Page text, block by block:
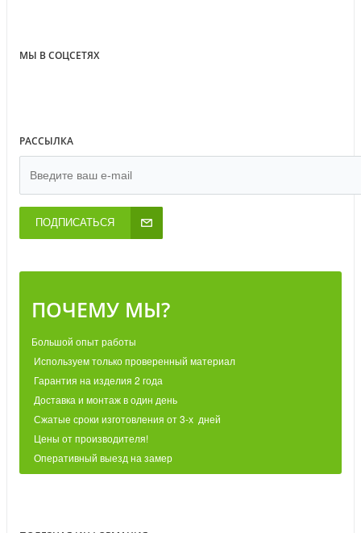
МЫ В СОЦСЕТЯХ
РАССЫЛКА
ПОДПИСАТЬСЯ
ПОЧЕМУ МЫ?
Большой опыт работы
Используем только проверенный материал
Гарантия на изделия 2 года
Доставка и монтаж в один день
Сжатые сроки изготовления от 3-х дней
Цены от производителя!
Оперативный выезд на замер